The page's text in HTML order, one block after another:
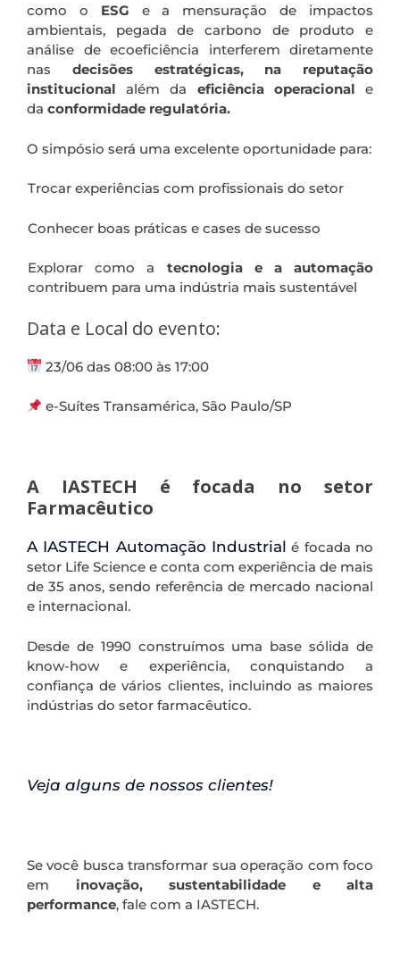
como o ESG e a mensuração de impactos
ambientais, pegada de carbono de produto e
análise de ecoeficiência interferem diretamente
nas decisões estratégicas, na reputação
institucional além da eficiência operacionale
da conformidade regulatória.
O simpósio será uma excelente oportunidade para:
Trocar experiências com profissionais do setor
Conhecer boas práticas e cases de sucesso
Explorar como a tecnologia e a automação
contribuem para uma indústria mais sustentável
Data e Local do evento:
23/06 das 08:00 às 17:00
e-Suítes Transamérica, São Paulo/SP
A IASTECH é focada no setor
Farmacêutico
A IASTECH Automação Industrial é focada no
setor Life Science e conta com experiência de mais
de 35 anos, sendo referência de mercado nacional
e internacional.
Desde de 1990 construímos uma base sólida de
know-how e experiência, conquistando a
confiança de vários clientes, incluindo as maiores
indústrias do setor farmacêutico.
Veja alguns de nossos clientes!
Se você busca transformar sua operação com foco
em inovação, sustentabilidade e alta
performance, fale com a IASTECH.